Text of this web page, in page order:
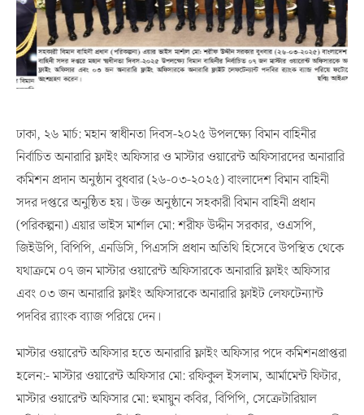
ঢাকা, ২৬ মার্চ: মহান স্বাধীনতা দিবস-২০২৫ উপলক্ষ্যে বিমান বাহিনীর
নির্বাচিত অনারারি ফ্লাইং অফিসার ও মাস্টার ওয়ারেন্ট অফিসারদের অনারারি
কমিশন প্রদান অনুষ্ঠান বুধবার (২৬-০৩-২০২৫) বাংলাদেশ বিমান বাহিনী
সদর দপ্তরে অনুষ্ঠিত হয়। উক্ত অনুষ্ঠানে সহকারী বিমান বাহিনী প্রধান
(পরিকল্পনা) এয়ার ভাইস মার্শাল মো: শরীফ উদ্দীন সরকার, ওএসপি,
জিইউপি, বিপিপি, এনডিসি, পিএসসি প্রধান অতিথি হিসেবে উপস্থিত থেকে
যথাক্রমে ০৭ জন মাস্টার ওয়ারেন্ট অফিসারকে অনারারি ফ্লাইং অফিসার
এবং ০৩ জন অনারারি ফ্লাইং অফিসারকে অনারারি ফ্লাইট লেফটেন্যান্ট
পদবির র‌্যাংক ব্যাজ পরিয়ে দেন।
মাস্টার ওয়ারেন্ট অফিসার হতে অনারারি ফ্লাইং অফিসার পদে কমিশনপ্রাপ্তরা
হলেন:- মাস্টার ওয়ারেন্ট অফিসার মো: রফিকুল ইসলাম, আর্মামেন্ট ফিটার,
মাস্টার ওয়ারেন্ট অফিসার মো: হুমায়ুন কবির, বিপিপি, সেক্রেটারিয়াল